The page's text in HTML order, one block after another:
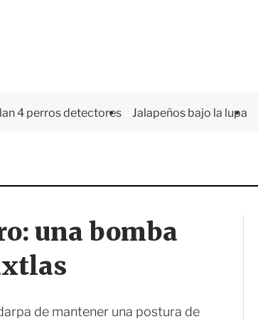
4 perros detectores Jalapeños bajo la lupa
una bomba
de mantener una postura de